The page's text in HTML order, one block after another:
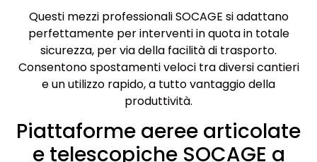
Questi mezzi professionali SOCAGE si adattano
perfettamente per interventi in quota in totale
sicurezza, per via della facilità di trasporto.
Consentono spostamenti veloci tra diversi cantieri
e un utilizzo rapido, a tutto vantaggio della
produttività.
Piattaforme aeree articolate
e telescopiche SOCAGE a